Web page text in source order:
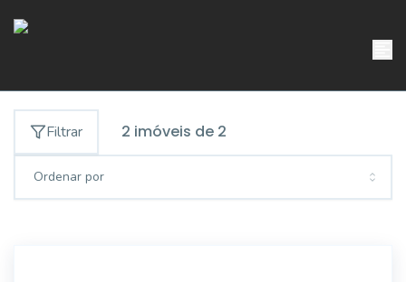
Filtrar 2 imóveis de 2
Ordenar por